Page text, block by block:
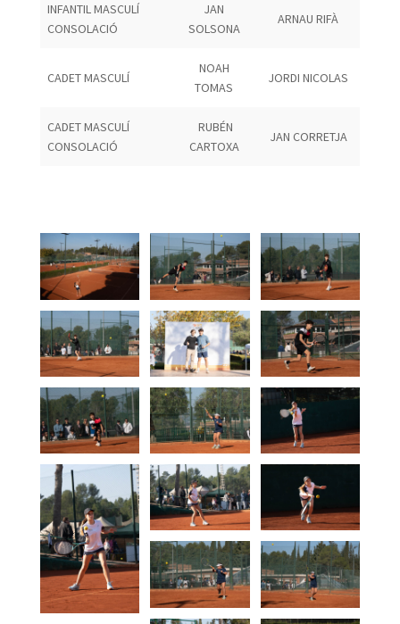
INFANTIL MASCULÍ
CONSOLACIÓ
JAN
SOLSONA
ARNAU RIFÀ
CADET MASCULÍ
NOAH
TOMAS
JORDI NICOLAS
CADET MASCULÍ
CONSOLACIÓ
RUBÉN
CARTOXA
JAN CORRETJA